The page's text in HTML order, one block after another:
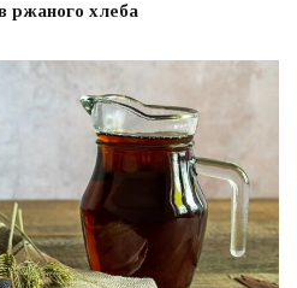
ржаного хлеба